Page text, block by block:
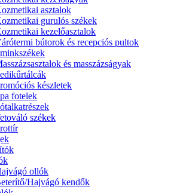
asztalok
gurulós székek
kezelőasztalok
bútorok és recepciós pultok
és masszázságyak
készletek
fotelek
székek
ollók
Hajvágó kendők